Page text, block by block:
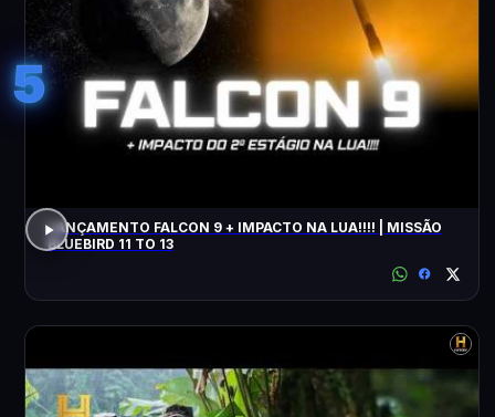
5
LANÇAMENTO FALCON 9 + IMPACTO NA LUA!!!! | MISSÃO
BLUEBIRD 11 TO 13